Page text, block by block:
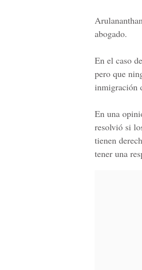
abogado.
En el caso de
pero que
inmigración
En una
resolvió si
tienen d
tener una